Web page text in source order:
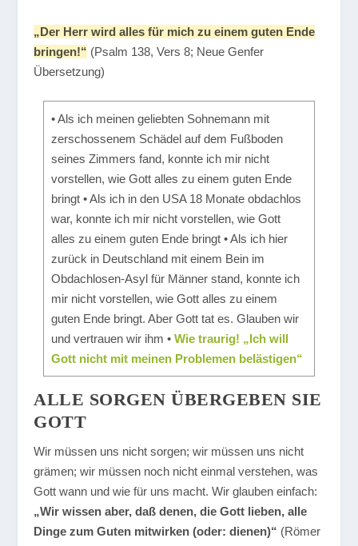
„Der Herr wird alles für mich zu einem guten Ende
bringen!“ (Psalm 138, Vers 8; Neue Genfer
Übersetzung)
• Als ich meinen geliebten Sohnemann mit
zerschossenem Schädel auf dem Fußboden
seines Zimmers fand, konnte ich mir nicht
vorstellen, wie Gott alles zu einem guten Ende
bringt • Als ich in den USA 18 Monate obdachlos
war, konnte ich mir nicht vorstellen, wie Gott
alles zu einem guten Ende bringt • Als ich hier
zurück in Deutschland mit einem Bein im
Obdachlosen-Asyl für Männer stand, konnte ich
mir nicht vorstellen, wie Gott alles zu einem
guten Ende bringt. Aber Gott tat es. Glauben wir
und vertrauen wir ihm • Wie traurig! „Ich will
Gott nicht mit meinen Problemen belästigen“
ALLE SORGEN ÜBERGEBEN SIE
GOTT
Wir müssen uns nicht sorgen; wir müssen uns nicht
grämen; wir müssen noch nicht einmal verstehen, was
Gott wann und wie für uns macht. Wir glauben einfach:
„Wir wissen aber, daß denen, die Gott lieben, alle
Dinge zum Guten mitwirken (oder: dienen)“ (Römer